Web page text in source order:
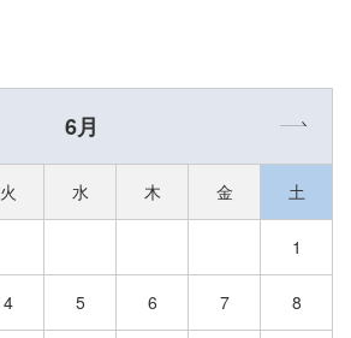
6月 »
火 水 木 金 土
1
4 5 6 7 8